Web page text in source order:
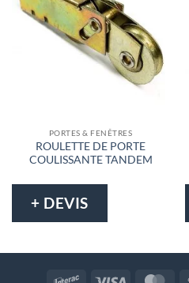
PORTES & FENÊTRES
ROULETTE DE PORTE
COULISSANTE TANDEM
+ DEVIS
Interac Visa